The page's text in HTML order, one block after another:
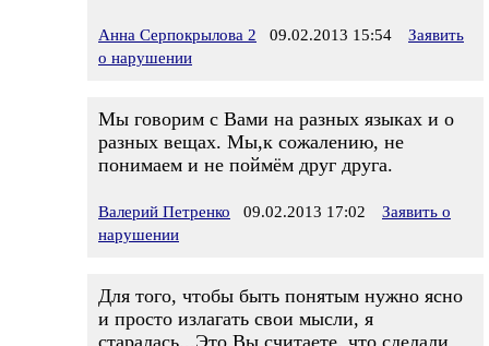
Анна Серпокрылова 2 09.02.2013 15:54
Заявить
о нарушении
Мы говорим с Вами на разных языках и о
разных вещах. Мы,к сожалению, не
понимаем и не поймём друг друга.
Валерий Петренко 09.02.2013 17:02
Заявить о
нарушении
Для того, чтобы быть понятым нужно ясно
и просто излагать свои мысли, я
старалась...Это Вы считаете, что сделали